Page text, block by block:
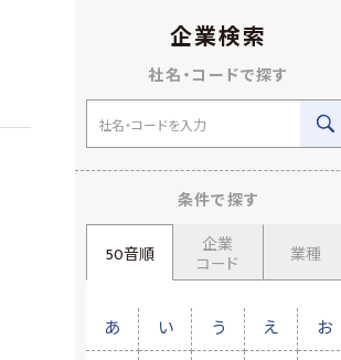
企業検索
社名・コードで探す
条件で探す
50音順
企業
コード
業種
あ い う え お